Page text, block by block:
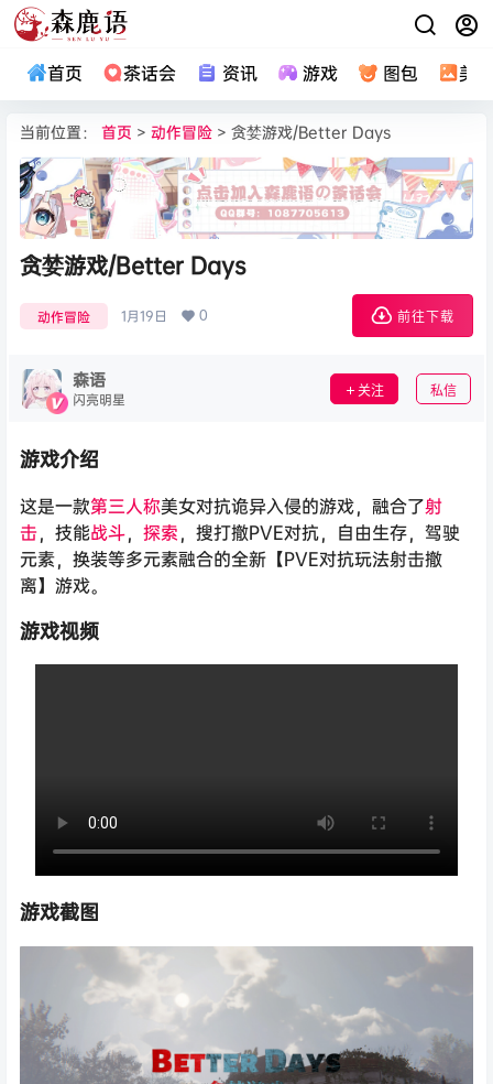
首页 茶话会 资讯 游戏 图包 美
当前位置： 首页 > 动作冒险 > 贪婪游戏/Better Days
贪婪游戏/Better Days
动作冒险 1月19日 0 前往下载
森语
闪亮明星 关注 私信
游戏介绍
这是一款第三人称美女对抗诡异入侵的游戏，融合了射
击，技能战斗， 探索，搜打撤PVE对抗，自由生存，驾驶
元素，换装等多元素融合的全新【PVE对抗玩法射击撤
离】游戏。
游戏视频
游戏截图